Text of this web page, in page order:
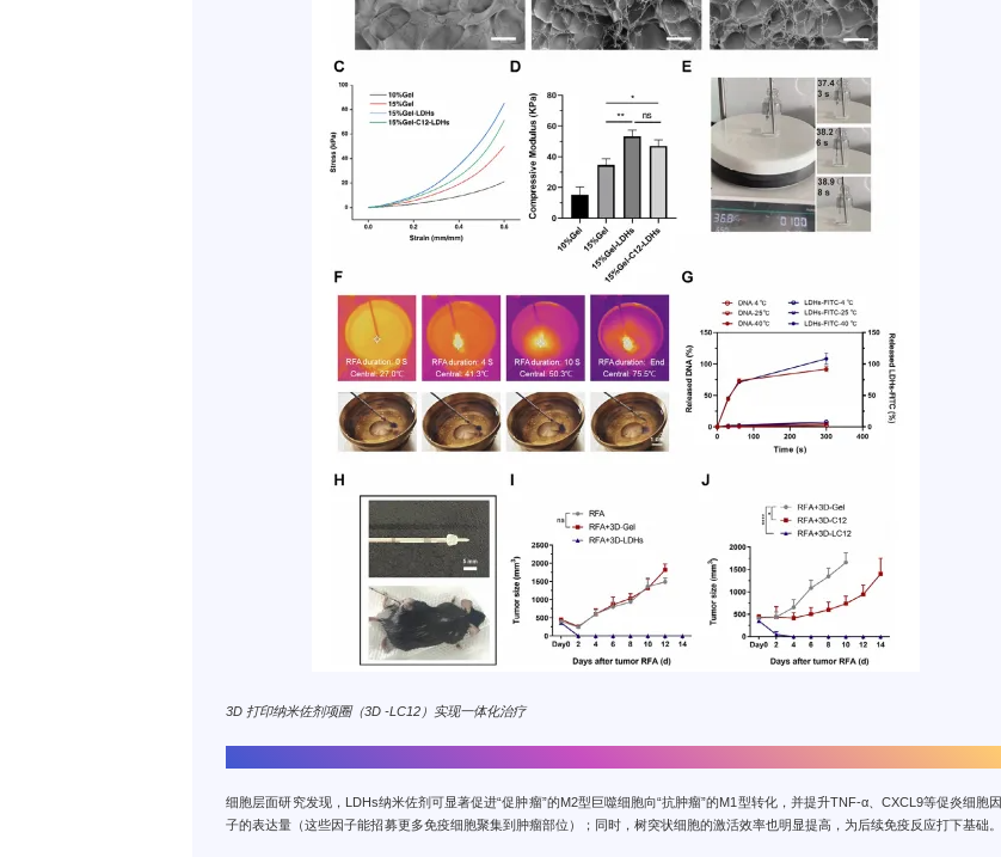
3D 打印纳米佐剂项圈（3D -LC12）实现一体化治疗
细胞层面研究发现，LDHs纳米佐剂可显著促进“促肿瘤”的M2型巨噬细胞向“抗肿瘤”的M1型转化，并提升TNF-α、CXCL9等促炎细胞因
子的表达量（这些因子能招募更多免疫细胞聚集到肿瘤部位）；同时，树突状细胞的激活效率也明显提高，为后续免疫反应打下基础。